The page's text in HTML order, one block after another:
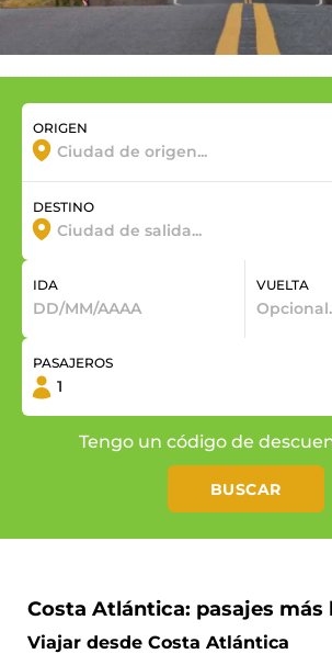
ORIGEN
DESTINO
IDA VUELTA
PASAJEROS
BUSCAR
Tengo un código de
Costa Atlántica: pasajes más
Viajar desde Costa Atlántica